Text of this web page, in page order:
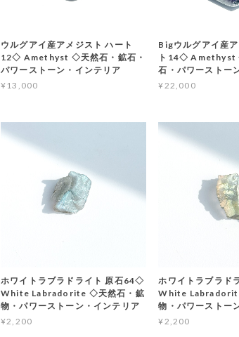
ウルグアイ産アメジスト ハート
12◇ Amethyst ◇天然石・鉱石・
パワーストーン・インテリア
¥13,000
Bigウルグアイ産
ト14◇ Amethyst
石・パワーストー
¥22,000
ホワイトラブラドライト 原石64◇
White Labradorite ◇天然石・鉱
物・パワーストーン・インテリア
¥2,200
ホワイトラブラド
White
物・パワーストー
¥2,200